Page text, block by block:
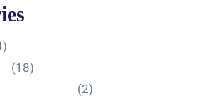
(18)
(2)